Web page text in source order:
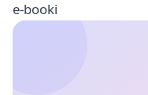
e-booki